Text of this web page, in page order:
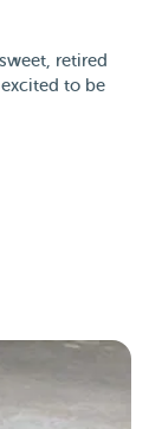
retired
to be